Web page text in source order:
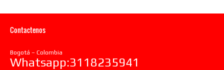
Contactenos
Bogotá – Colombia
Whatsapp:3118235941